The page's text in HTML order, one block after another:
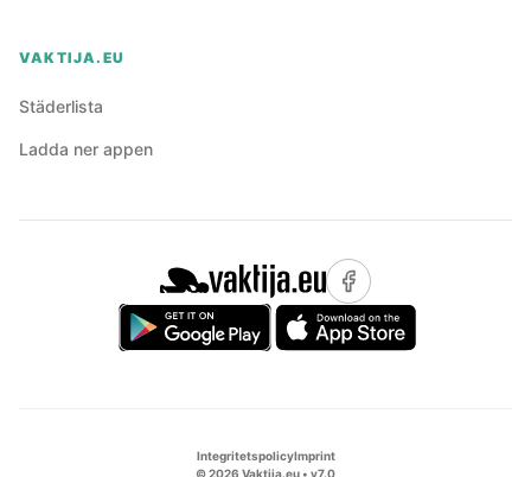
VAKTIJA.EU
Städerlista
Ladda ner appen
IntegritetspolicyImprint
©2026 Vaktija.eu • v7.0